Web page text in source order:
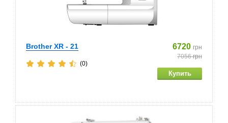
Brother XR - 21 6720 грн
7056грн
(0)